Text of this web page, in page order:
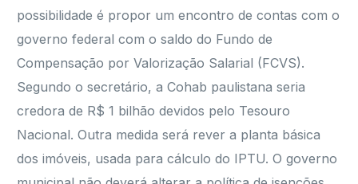
possibilidade é propor um encontro de contas com o
governo federal com o saldo do Fundo de
Compensação por Valorização Salarial (FCVS).
Segundo o secretário, a Cohab paulistana seria
credora de R$ 1 bilhão devidos pelo Tesouro
Nacional. Outra medida será rever a planta básica
dos imóveis, usada para cálculo do IPTU. O governo